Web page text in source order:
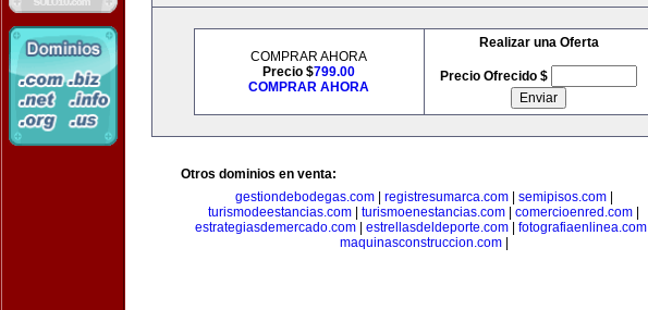
COMPRAR AHORA
Precio $799.00
COMPRAR AHORA
Realizar una Oferta
Precio Ofrecido $
Otros dominios en venta:
gestiondebodegas.com| registresumarca.com| semipisos.com|
turismodeestancias.com
turismoenestancias.com comercioenred.com
estrategiasdemercado.com| estrellasdeldeporte.com| fotografiaenlinea.com|
maquinasconstruccion.com|